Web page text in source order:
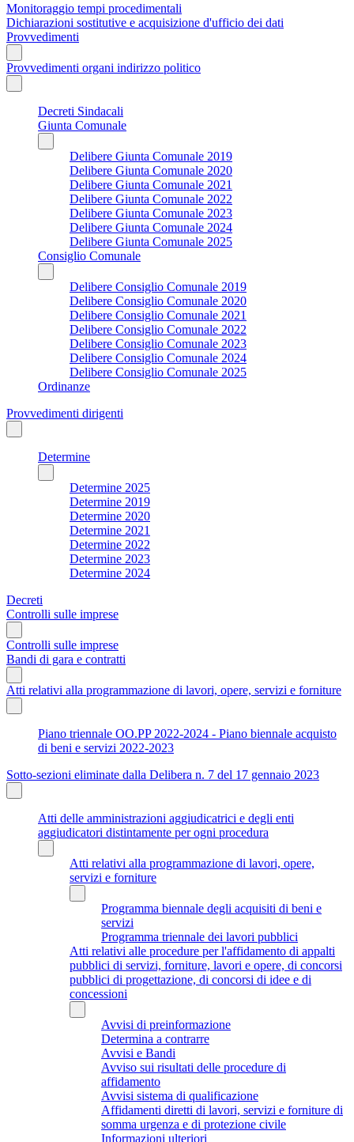
Monitoraggio tempi procedimentali
Dichiarazioni sostitutive e acquisizione d'ufficio dei dati
Provvedimenti
Provvedimenti organi indirizzo politico
Decreti Sindacali
Giunta Comunale
Delibere Giunta Comunale 2019
Delibere Giunta Comunale 2020
Delibere Giunta Comunale 2021
Delibere Giunta Comunale 2022
Delibere Giunta Comunale 2023
Delibere Giunta Comunale 2024
Delibere Giunta Comunale 2025
Consiglio Comunale
Delibere Consiglio Comunale 2019
Delibere Consiglio Comunale 2020
Delibere Consiglio Comunale 2021
Delibere Consiglio Comunale 2022
Delibere Consiglio Comunale 2023
Delibere Consiglio Comunale 2024
Delibere Consiglio Comunale 2025
Ordinanze
Provvedimenti dirigenti
Determine
Determine 2025
Determine 2019
Determine 2020
Determine 2021
Determine 2022
Determine 2023
Determine 2024
Decreti
Controlli sulle imprese
Controlli sulle imprese
Bandi di gara e contratti
Atti relativi alla programmazione di lavori, opere, servizi e forniture
Piano triennale OO.PP 2022-2024 - Piano biennale acquisto
di beni e servizi 2022-2023
Sotto-sezioni eliminate dalla Delibera n. 7 del 17 gennaio 2023
Atti delle amministrazioni aggiudicatrici e degli enti
aggiudicatori distintamente per ogni procedura
Atti relativi alla programmazione di lavori, opere,
servizi e forniture
Programma biennale degli acquisiti di beni e
servizi
Programma triennale dei lavori pubblici
Atti relativi alle procedure per l'affidamento di appalti
pubblici di servizi, forniture, lavori e opere, di concorsi
pubblici di progettazione, di concorsi di idee e di
concessioni
Avvisi di preinformazione
Determina a contrarre
Avvisi e Bandi
Avviso sui risultati delle procedure di
affidamento
Avvisi sistema di qualificazione
Affidamenti diretti di lavori, servizi e forniture di
somma urgenza e di protezione civile
Informazioni ulteriori